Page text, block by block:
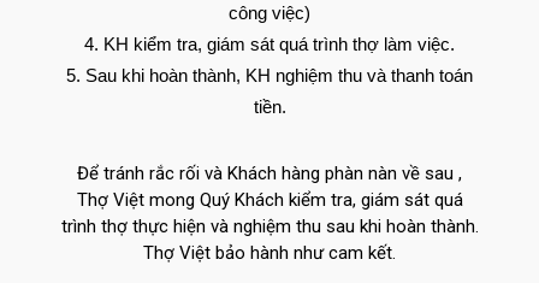
công việc)
KH kiểm tra, giám sát quá trình thợ làm việc.
Sau khi hoàn thành, KH nghiệm thu và thanh toán
tiền.
Để tránh rắc rối và Khách hàng phàn nàn về sau ,
Thợ Việt mong Quý Khách kiểm tra, giám sát quá
trình thợ thực hiện và nghiệm thu sau khi hoàn thành.
Thợ Việt bảo hành như cam kết.